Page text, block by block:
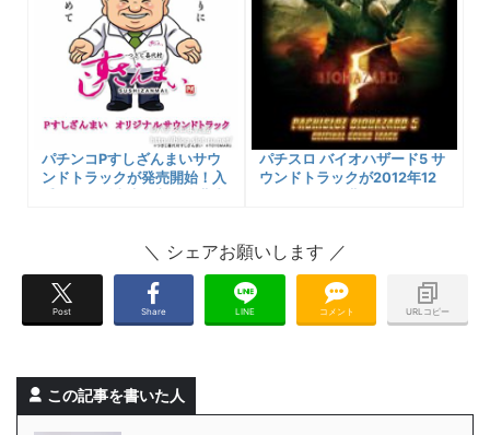
パチンコPすしざんまいサウ
ンドトラックが発売開始！入
パチスロ バイオハザード5 サ
ウンドトラックが2012年12
Post Share LINE コメント URLコピー
この記事を書いた人